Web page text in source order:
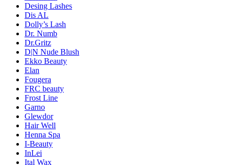
Desing Lashes
Dis AL
Dolly’s Lash
Dr. Numb
Dr.Gritz
D|N Nude Blush
Ekko Beauty
Elan
Fougera
FRC beauty
Frost Line
Garno
Glewdor
Hair Well
Henna Spa
I-Beauty
InLei
Ital Wax